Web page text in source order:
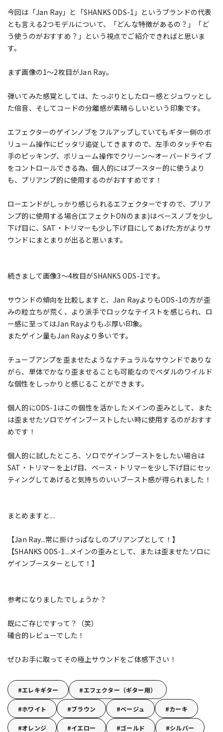
今回は「Jan Ray」と「SHANKS ODS-1」というブランドの代表
とも言える2つモデルについて、「どんな特徴があるの？」「ど
う使うのがおすすめ？」という視点でご紹介できればと思いま
す。
まず画像の1～2枚目がJan Ray。
弾いてみた感覚としては、たっぷりとしたロー感とジュワッとし
た倍音、そしてコードの分離感が素晴らしいという印象です。
エフェクターのゲインノブをフルアップしていてもギター側のボ
リューム操作にピッタリ追従してきますので、左手のタッチや右
手のピッキング、ボリューム操作でクリーン～オーバードライブ
をコントロールできる為、個人的にはブースター的に使うより
も、プリアンプ的に使用するのがおすすめです！
ローエンドがしっかり感じられるエフェクターですので、プリア
ンプ的に使用する場合(エフェクトONのまま)はベースノブを少し
下げ目に、SAT・トリマーも少し下げ目にしてあげた方がよりサ
ウンドにまとまりが出ると思います。
続きまして画像3～4枚目がSHANKS ODS-1です。
サウンドの傾向を比較しますと、Jan RayよりもODS-1の方が歪
みの粒立ちが荒く、より派手でロックなテイストを感じられ、ロ
ー感に至ってはJan Rayよりもぶ厚い印象。
またゲイン量もJan Rayより多いです。
チューブアンプを歪ませたようなナチュラルなサウンドでありな
がら、単体でかなり歪ませることも可能なのでペダルのワイルド
な個性をしっかりと感じることができます。
個人的にODS-1はこの個性を活かしたメインの歪みとして、また
は歪ませたソロでゲインブーストしたい時に使用するのがおすす
めです！
個人的に試したところ、ソロでゲインブーストをしたい場合は
SAT・トリマーを上げ目、ベース・トリマーを少し下げ目にセッ
ティングしてあげると気持ちのいいブースト感が得られました！
まとめますと...
【Jan Ray...常に掛けっぱなしのプリアンプとして！】
【SHANKS ODS-1...メインの歪みとして、または歪ませたソロに
ゲインブースターとして！】
参考になりましたでしょうか？
既にご存じですって？（笑）
礒合的レビューでした！
ぜひお手に取ってその極上サウンドをご体感下さい！
エレキギター エフェクター（ギター用）
ホワイト ブラウン ベージュ カーキ
オレンジ イエロー ゴールド シルバー